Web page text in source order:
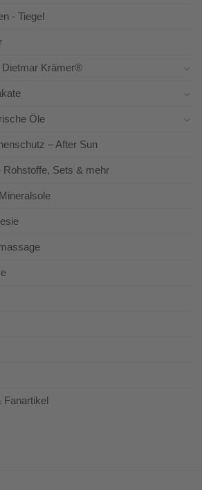
- Tiegel
Dietmar Krämer®
Öle
– After Sun
Sets & mehr
Fanartikel